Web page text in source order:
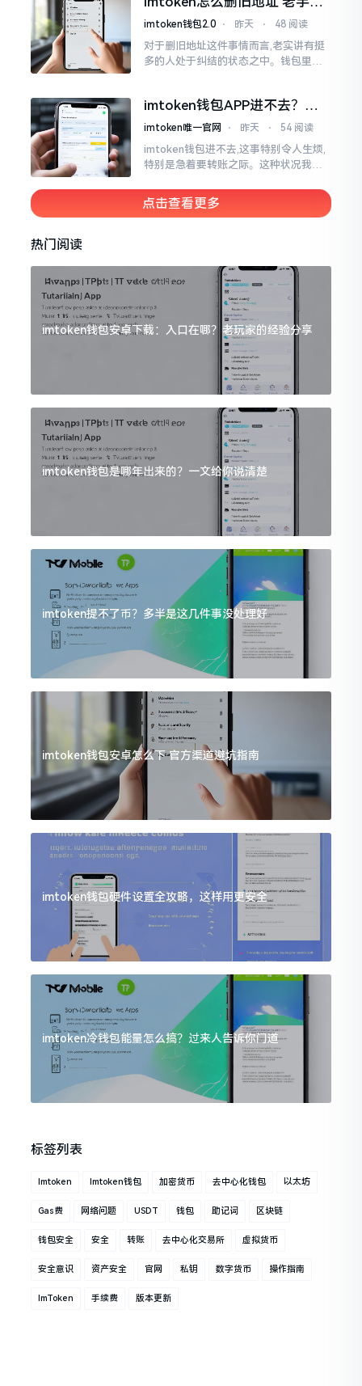
钱包
你清理钱包
imtoken钱包2.0 ⋅ 昨天 ⋅ 48 阅读
对于删旧地址这件事情而言,老实讲有挺
多的人处于纠结的状态之中。钱包里面
放置在那里会占据一定的空间。
imtoken钱包APP进不去？别
慌，这几种方法帮你快速解决
imtoken唯一官网 ⋅ 昨天 ⋅ 54 阅读
imtoken钱包进不去,这事特别令人生烦,
特别是急着要转账之际。这种状况我遭
际上大多情形并非是什么严重问题
点击查看更多
热门阅读
imtoken钱包安卓下载：入口在哪？老玩家的经验分享
imtoken钱包是哪年出来的？一文给你说清楚
imtoken提不了币？多半是这几件事没处理好
imtoken钱包安卓怎么下 官方渠道避坑指南
imtoken钱包硬件设置全攻略，这样用更安全
imtoken冷钱包能量怎么搞？过来人告诉你门道
标签列表
Imtoken Imtoken钱包 加密货币 去中心化钱包 以太坊
Gas费 网络问题 USDT 钱包 助记词 区块链
钱包安全 安全 转账 去中心化交易所 虚拟货币
安全意识 资产安全 官网 私钥 数字货币 操作指南
ImToken 手续费 版本更新